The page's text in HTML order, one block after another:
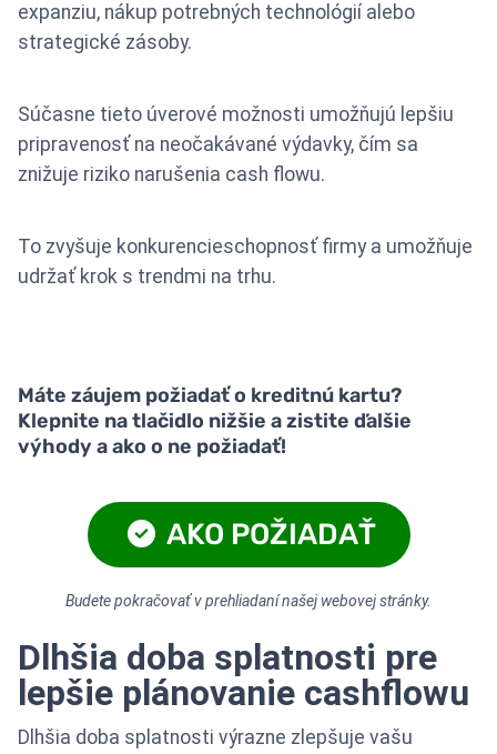
expanziu, nákup potrebných technológií alebo
strategické zásoby.
Súčasne tieto úverové možnosti umožňujú lepšiu
pripravenosť na neočakávané výdavky, čím sa
znižuje riziko narušenia cash flowu.
To zvyšuje konkurencieschopnosť firmy a umožňuje
udržať krok s trendmi na trhu.
Máte záujem požiadať o kreditnú kartu?
Klepnite na tlačidlo nižšie a zistite ďalšie
výhody a ako o ne požiadať!
AKO POŽIADAŤ
Budete pokračovať v prehliadaní našej webovej stránky.
Dlhšia doba splatnosti pre
lepšie plánovanie cashflowu
Dlhšia doba splatnosti výrazne zlepšuje vašu